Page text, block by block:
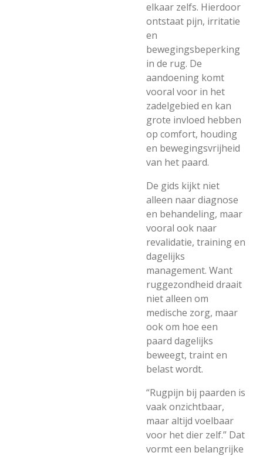
elkaar zelfs. Hierdoor
ontstaat pijn, irritatie
en
bewegingsbeperking
in de rug. De
aandoening komt
vooral voor in het
zadelgebied en kan
grote invloed hebben
op comfort, houding
en bewegingsvrijheid
van het paard.
De gids kijkt niet
alleen naar diagnose
en behandeling, maar
vooral ook naar
revalidatie, training en
dagelijks
management. Want
ruggezondheid draait
niet alleen om
medische zorg, maar
ook om hoe een
paard dagelijks
beweegt, traint en
belast wordt.
“Rugpijn bij paarden is
vaak onzichtbaar,
maar altijd voelbaar
voor het dier zelf.” Dat
vormt een belangrijke